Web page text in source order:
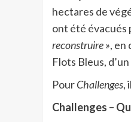
hectares de
ont été évacués
reconstruire », en
Flots Bleus,
PourChallenges,
Challenges –